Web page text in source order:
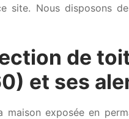
site. Nous disposons
de
et ses
exposée en